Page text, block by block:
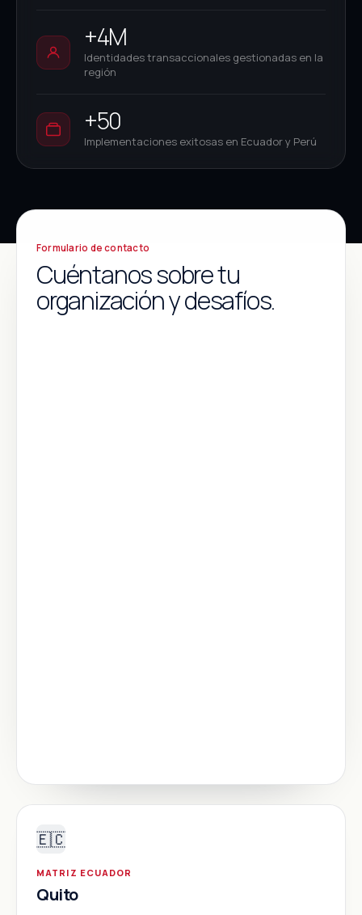
+4M
Identidades transaccionales gestionadas en la
región
+50
Implementaciones exitosas en Ecuador y Perú
Formulario de contacto
Cuéntanos sobre tu
organización y desafíos.
🇪🇨
MATRIZ ECUADOR
Quito